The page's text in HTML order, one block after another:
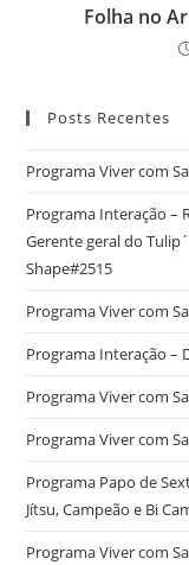
Folha no
Posts Recentes
Programa Viver com
Programa Interação –
Gerente geral do
Shape#2515
Programa Viver com
Programa Interação –
Programa Viver com
Programa Viver com
Programa Papo de
Jítsu, Campeão e Bi
Programa Viver com